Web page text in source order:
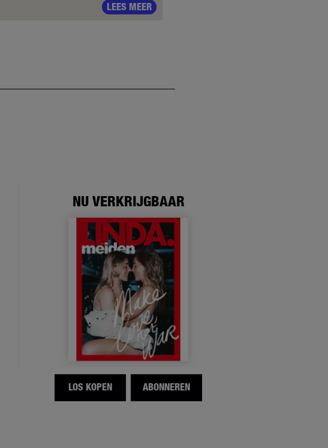
LEES MEER
NU VERKRIJGBAAR
LOS KOPEN ABONNEREN